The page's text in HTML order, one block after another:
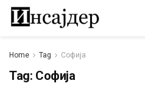
Home Tag Софија
Tag: Софија